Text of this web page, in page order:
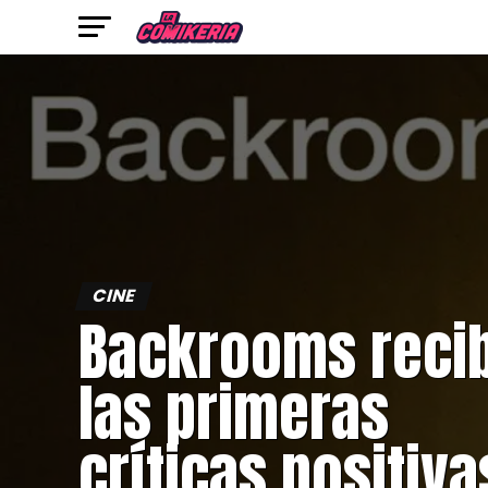
CINE
Backrooms
las primeras